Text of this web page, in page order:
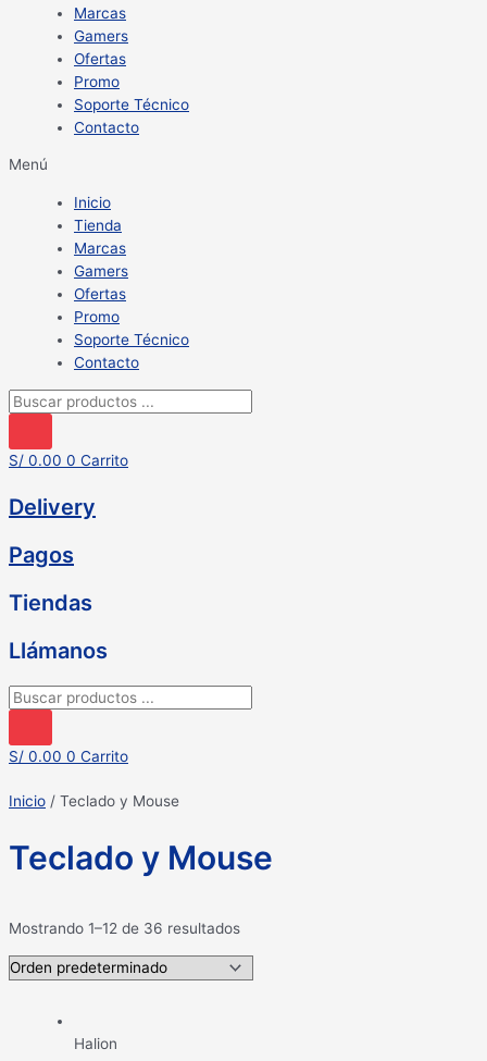
Marcas
Gamers
Ofertas
Promo
Soporte Técnico
Contacto
Menú
Inicio
Tienda
Marcas
Gamers
Ofertas
Promo
Soporte Técnico
Contacto
Búsqueda
productos
S/ 0.00 0 Carrito
Delivery
Pagos
Tiendas
Llámanos
Búsqueda
productos
S/ 0.00 0 Carrito
Inicio / Teclado y Mouse
Teclado y Mouse
Mostrando 1–12 de 36 resultados
Halion